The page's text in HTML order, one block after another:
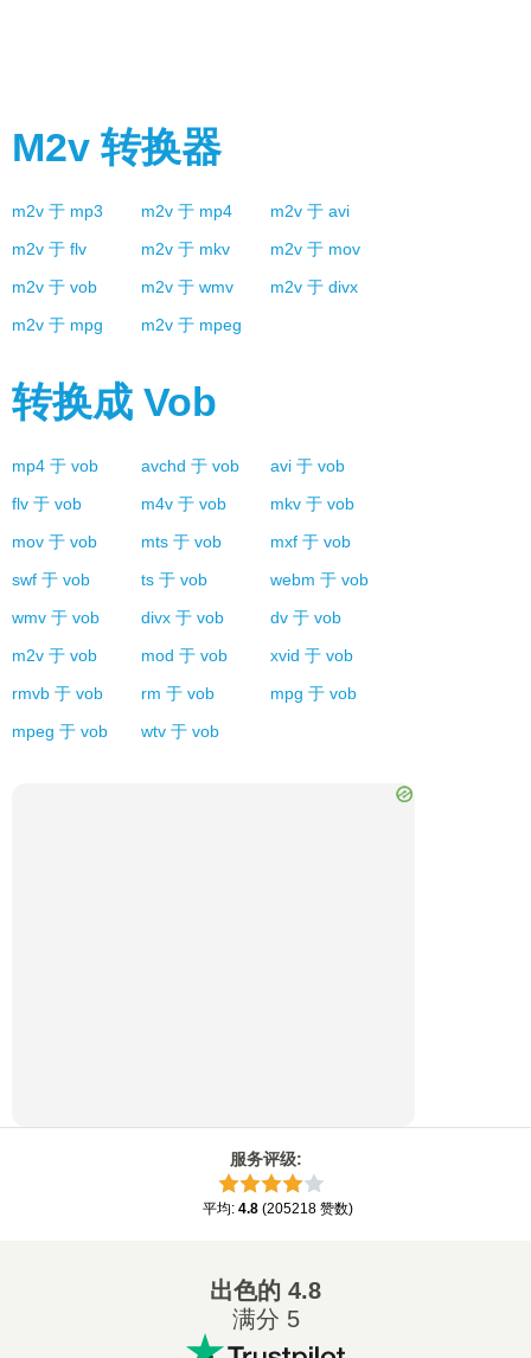
M2v 转换器
m2v 于 mp3 m2v 于 mp4 m2v 于 avi
m2v 于 flv m2v 于 mkv m2v 于 mov
m2v 于 vob m2v 于 wmv m2v 于 divx
m2v 于 mpg m2v 于 mpeg
转换成 Vob
mp4 于 vob avchd 于 vob avi 于 vob
flv 于 vob m4v 于 vob mkv 于 vob
mov 于 vob mts 于 vob mxf 于 vob
swf 于 vob ts 于 vob webm 于 vob
wmv 于 vob divx 于 vob dv 于 vob
m2v 于 vob mod 于 vob xvid 于 vob
rmvb 于 vob rm 于 vob mpg 于 vob
mpeg 于 vob wtv 于 vob
服务评级:
平均: 4.8 (205218 赞数)
出色的 4.8
满分 5